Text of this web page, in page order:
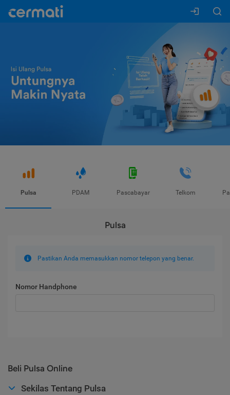
Pulsa PDAM Pascabayar Telkom
Pulsa
Pastikan Anda memasukkan nomor telepon yang benar.
Nomor Handphone
Beli Pulsa Online
Sekilas Tentang Pulsa